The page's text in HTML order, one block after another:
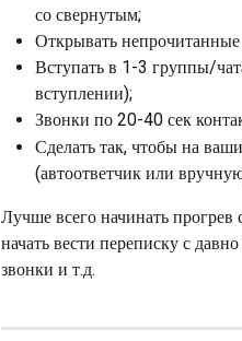
со свернутым;
Открывать
Вступать в 1-3 группы/
вступлении);
Звонки по 20-40 сек
Сделать так, чтобы на
(автоответчик или
Лучше всего начинать
начать вести переписку с
звонки и т.д.